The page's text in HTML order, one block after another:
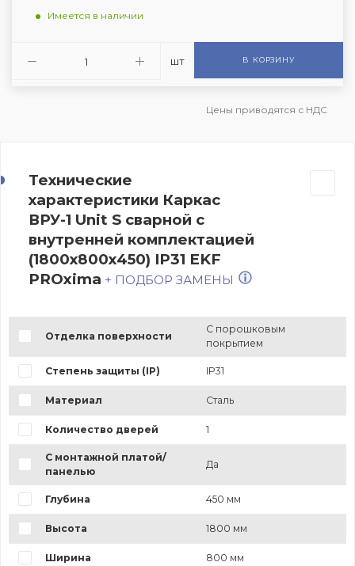
Имеется в наличии
шт В КОРЗИНУ
Цены приводятся с НДС
Технические
характеристики Каркас
ВРУ-1 Unit S сварной с
внутренней комплектацией
(1800х800х450) IP31 EKF
PROxima + ПОДБОР ЗАМЕНЫ
Отделка поверхности
С порошковым
покрытием
Степень защиты (IP) IP31
Материал Сталь
Количество дверей 1
С монтажной платой/
панелью
Да
Глубина 450 мм
Высота 1800 мм
Ширина 800 мм